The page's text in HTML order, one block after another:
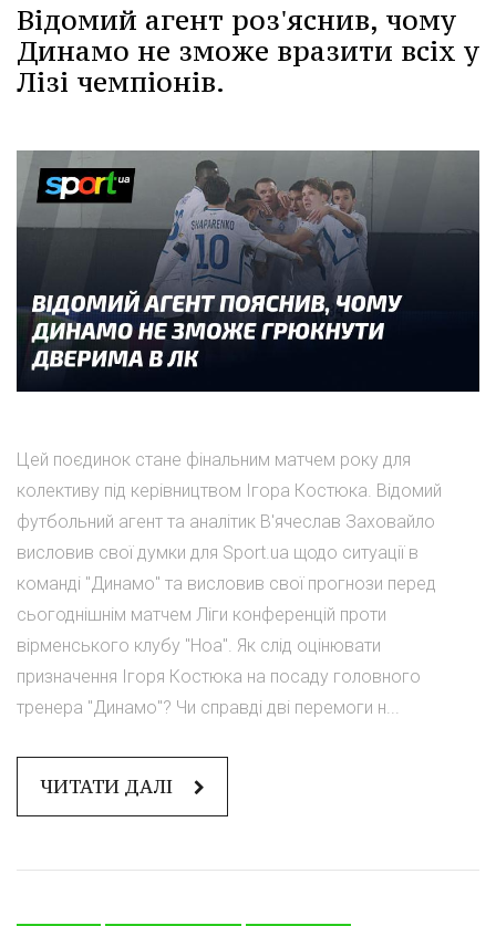
Відомий агент роз'яснив, чому
Динамо не зможе вразити всіх у
Лізі чемпіонів.
Цей поєдинок стане фінальним матчем року для
колективу під керівництвом Ігора Костюка. Відомий
футбольний агент та аналітик В'ячеслав Заховайло
висловив свої думки для Sport.ua щодо ситуації в
команді "Динамо" та висловив свої прогнози перед
сьогоднішнім матчем Ліги конференцій проти
вірменського клубу "Ноа". Як слід оцінювати
призначення Ігоря Костюка на посаду головного
тренера "Динамо"? Чи справді дві перемоги н...
ЧИТАТИ ДАЛІ